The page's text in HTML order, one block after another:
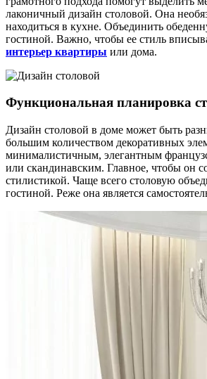
лаконичный дизайн столовой. Она
находиться в кухне. Объединить
гостиной. Важно, чтобы ее стиль
интерьер квартиры или дома.
Функциональная планировка
Дизайн столовой в доме может быть
большим количеством декоративных
минималистичным, элегантным
или скандинавским. Главное, чтобы он
стилистикой. Чаще всего столовую
гостиной. Реже она является